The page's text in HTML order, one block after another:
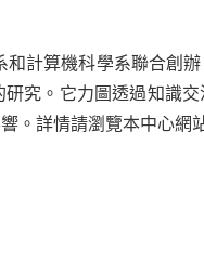
計算機科學系聯合創
究。它力圖透過知識
。詳情請瀏覽本中心網